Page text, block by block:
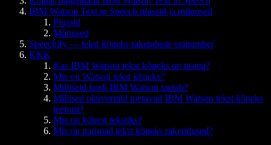
IBM Watson Text to Speech plussid ja miinused
Plussid
Miinused
Speechify — tekst kõneks rakenduste esinumber
KKK
Kas IBM Watson tekst kõneks on tasuta?
Mis on Watson tekst kõneks?
Milliseid keeli IBM Watson toetab?
Millised platvormid toetavad IBM Watson tekst kõneks
teenust?
Mis on kõnest tekstiks?
Mis on parimad tekst kõneks rakendused?